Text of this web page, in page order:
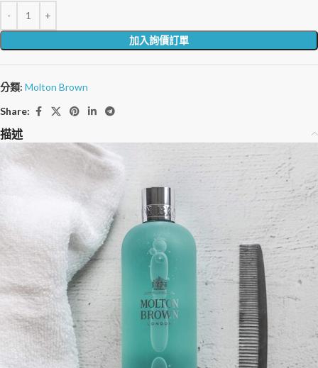
加入詢價訂單
分類: Molton Brown
Share:
描述